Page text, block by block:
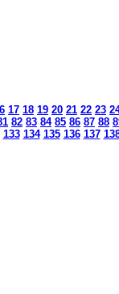
17 18 19 20 21 22 23
82 83 84 85 86 87 88
133 134 135 136 137